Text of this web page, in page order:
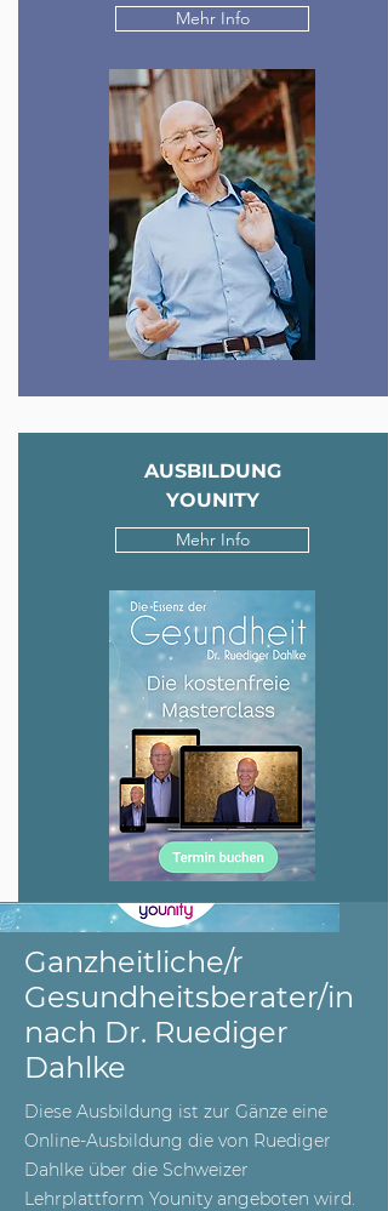
Mehr Info
AUSBILDUNG
YOUNITY
Mehr Info
Ganzheitliche/r
Gesundheitsberater/in
nach Dr. Ruediger
Dahlke
Diese Ausbildung ist zur Gänze eine
Online-Ausbildung die von Ruediger
Dahlke über die Schweizer
Lehrplattform Younity angeboten wird.